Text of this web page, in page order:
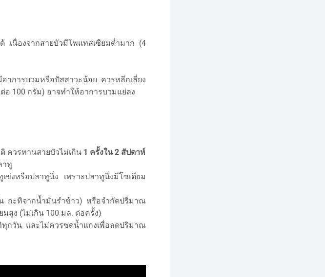
เนื่องจากสายบัวมีโพแทสเซียมต่ำมาก (4
าการบวมหรือปัสสาวะน้อย ควรหลีกเลี่ยง
อ 100 กรัม) อาจทำให้อาการบวมแย่ลง
ควรทานสายบัวไม่เกิน 1 ครั้งใน 2 สัปดาห์
าทู
ข่งหรือปลาทูนึ่ง เพราะปลาทูนึ่งมีโซเดียม
กะทิจากน้ำมันรำข้าว) หรือจำกัดปริมาณ
สูง (ไม่เกิน 100 มล. ต่อครั้ง)
ทุกวัน และไม่ควรซดน้ำแกงเพื่อลดปริมาณ